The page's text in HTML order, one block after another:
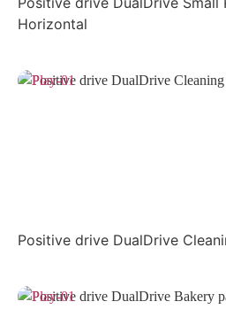
Horizontal
Positive drive DualDrive